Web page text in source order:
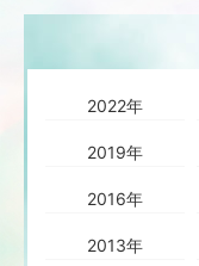
2022年
2019年
2016年
2013年